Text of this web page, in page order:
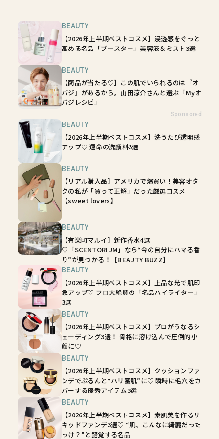
BEAUTY
【2026年上半期ベストコスメ】浸透感をぐっと
高める名品「ブースター」美容液＆ミスト3選
BEAUTY
【商品が当たる♡】この肌でいられるのは『オ
バジ』があるから。山田涼介さんと選ぶ「Myオ
バジレシピ」
Sponsored
BEAUTY
【2026年上半期ベストコスメ】洗うたび透明感
アップ♡ 運命の洗顔料3選
BEAUTY
【リアル購入品】アメリカで爆買い！美容オタ
クの私が「買って正解」だった厳選コスメ
【sweet lovers】
BEAUTY
【有楽町マルイ】新作香水4選
♡「SCENTORIUM」なら“今の自分にハマる香
り”が見つかる！【BEAUTY BUZZ】
BEAUTY
【2026年上半期ベストコスメ】上品な光で肌印
象アップ♡ プロ大絶賛の「名品ハイライター」
3選
BEAUTY
【2026年上半期ベストコスメ】プロがうなるシ
ェーディング3選！ 骨格に溶け込んで圧倒的小
顔に♡
BEAUTY
【2026年上半期ベストコスメ】クッションファ
ンデでぷるんと“ハリ蜜肌”に♡ 瞬時に毛穴をカ
バーする優秀アイテム3選
BEAUTY
【2026年上半期ベストコスメ】素肌美を作るリ
キッドファンデ3選♡ “肌、こんなに綺麗だった
っけ？”と錯覚する名品